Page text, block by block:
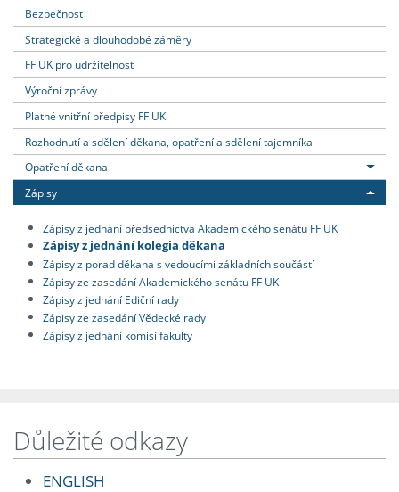
Bezpečnost
Strategické a dlouhodobé záměry
FF UK pro udržitelnost
Výroční zprávy
Platné vnitřní předpisy FF UK
Rozhodnutí a sdělení děkana, opatření a sdělení tajemníka
Opatření děkana
Zápisy
Zápisy z jednání předsednictva Akademického senátu FF UK
Zápisy z jednání kolegia děkana
Zápisy z porad děkana s vedoucími základních součástí
Zápisy ze zasedání Akademického senátu FF UK
Zápisy z jednání Ediční rady
Zápisy ze zasedání Vědecké rady
Zápisy z jednání komisí fakulty
Důležité odkazy
ENGLISH